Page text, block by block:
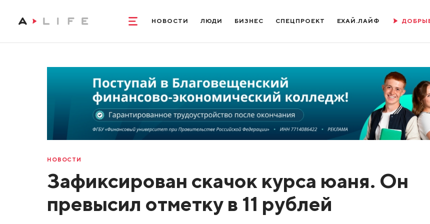
НОВОСТИ ЛЮДИ БИЗНЕС СПЕЦПРОЕКТ ЕХАЙ.ЛАЙФ
НОВОСТИ
Зафиксирован скачок курса юаня. Он
превысил отметку в 11 рублей